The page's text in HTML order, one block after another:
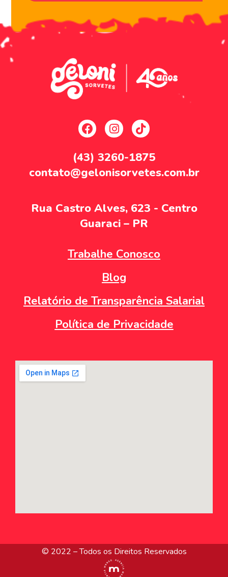
(43) 3260-1875
contato@gelonisorvetes.com.br
Rua Castro Alves, 623 - Centro
Guaraci – PR
Trabalhe Conosco
Blog
Relatório de Transparência Salarial
Política de Privacidade
© 2022 – Todos os Direitos Reservados